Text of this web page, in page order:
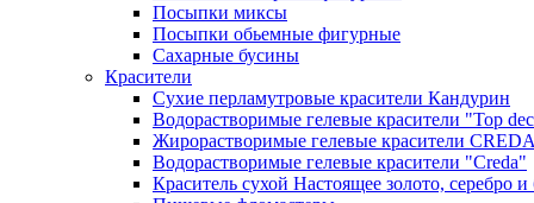
Посыпки миксы
Посыпки обьемные фигурные
Сахарные бусины
Красители
Сухие перламутровые красители Кандурин
Водорастворимые гелевые красители "Top
Жирорастворимые гелевые красители CREDA
Водорастворимые гелевые красители "Creda"
Краситель сухой Настоящее золото, серебро и